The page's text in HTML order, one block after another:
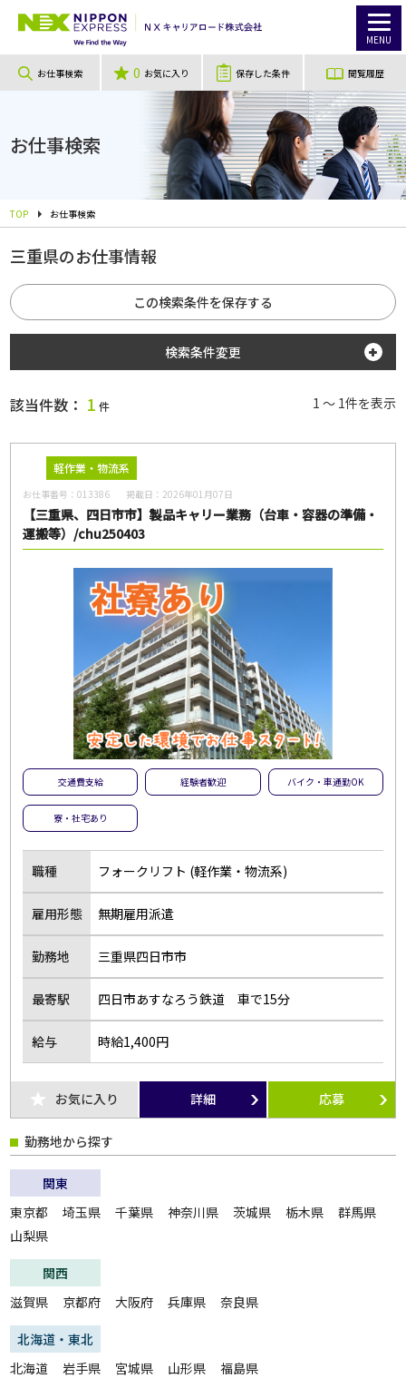
MENU
お仕事検索 0 お気に入り 保存した条件 閲覧履歴
お仕事検索
TOP お仕事検索
該当件数： 1 件 1 ～ 1件を表示
軽作業・物流系
お仕事番号：013386 掲載日： 2026年01月07日
【三重県、四日市市】製品キャリー業務（台車・容器の準備・
運搬等）/chu250403
交通費支給 経験者歓迎 バイク・車通勤OK
寮・社宅あり
職種 フォークリフト (軽作業・物流系)
雇用形態 無期雇用派遣
勤務地 三重県四日市市
最寄駅 四日市あすなろう鉄道 車で15分
給与 時給1,400円
お気に入り 詳細 応募
三重県のお仕事情報
この検索条件を保存する
検索条件変更
職種
給与
紹介予定派遣
契約社員
パート・アルバイト
正社員
無期雇用派遣
こだわり
未経験・初心者OK
大量募集
扶養内勤務OK
大学生歓迎
主婦･主夫歓迎
経験者歓迎
副業・WワークOK
即日勤務OK
履歴書不要
駅チカ･駅ナカ
オープニング
前払い
土日休み
単発・1日OK
外国人活躍中
留学生歓迎
フリーワード
1
勤務地から探す
関東
東京都
埼玉県 千葉県 神奈川県 茨城県 栃木県
群馬県
山梨県
関西
滋賀県
京都府 大阪府 兵庫県 奈良県
北海道・東北
北海道
岩手県 宮城県 山形県 福島県